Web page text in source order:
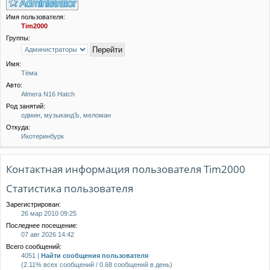
Имя пользователя:
Tim2000
Группы:
Имя:
Тёма
Авто:
Almera N16 Hatch
Род занятий:
одмин, музыкандЪ, меломан
Откуда:
Икотеринбурк
Контактная информация пользователя Tim2000
Статистика пользователя
Зарегистрирован:
26 мар 2010 09:25
Последнее посещение:
07 авг 2026 14:42
Всего сообщений:
4051 | Найти сообщения пользователя
(2.11% всех сообщений / 0.68 сообщений в день)